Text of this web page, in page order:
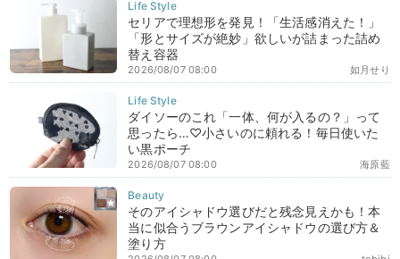
セリアで理想形を発見！「生活感消えた！」
「形とサイズが絶妙」欲しいが詰まった詰め
替え容器
如月せり
2026/08/07 08:00
ダイソーのこれ「一体、何が入るの？」って
思ったら…♡小さいのに頼れる！毎日使いた
い黒ポーチ
海原藍
2026/08/07 08:00
そのアイシャドウ選びだと残念見えかも！本
当に似合うブラウンアイシャドウの選び方＆
塗り方